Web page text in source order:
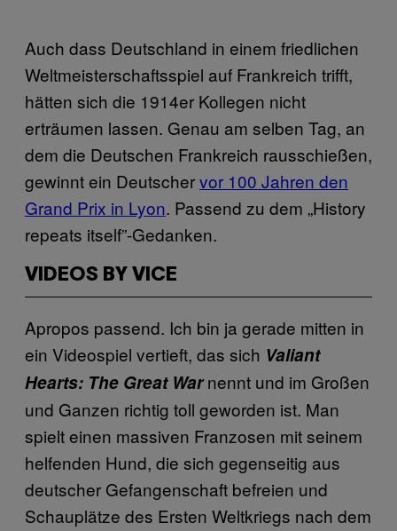
Auch dass Deutschland in einem friedlichen
Weltmeisterschaftsspiel auf Frankreich trifft,
hätten sich die 1914er Kollegen nicht
erträumen lassen. Genau am selben Tag, an
dem die Deutschen Frankreich rausschießen,
gewinnt ein Deutschervor 100 Jahren den
Grand Prix in Lyon. Passend zu dem „History
repeats itself”-Gedanken.
VIDEOS BY VICE
Apropos passend. Ich bin ja gerade mitten in
ein Videospiel vertieft, das sich Valiant
Hearts: The Great Warnennt und im Großen
und Ganzen richtig toll geworden ist. Man
spielt einen massiven Franzosen mit seinem
helfenden Hund, die sich gegenseitig aus
deutscher Gefangenschaft befreien und
Schauplätze des Ersten Weltkriegs nach dem